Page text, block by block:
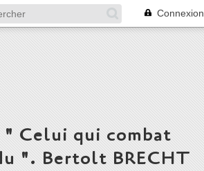
Connexion
" Celui qui combat
". Bertolt BRECHT